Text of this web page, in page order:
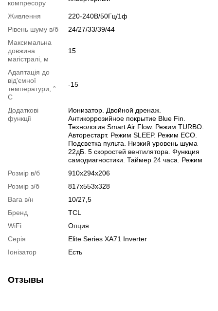
компресору
Живлення
220-240В/50Гц/1ф
Рівень шуму в/б
24/27/33/39/44
Максимальна
довжина
магістралі, м
15
Адаптація до
від'ємної
температури, °
C
-15
Додаткові
функції
Ионизатор. Двойной дренаж.
Антикоррозийное покрытие Blue Fin.
Технология Smart Air Flow. Режим TURBO.
Авторестарт. Режим SLEEP. Режим ECO.
Подсветка пульта. Низкий уровень шума
22дБ. 5 скоростей вентилятора. Функция
самодиагностики. Таймер 24 часа. Режим
Розмір в/б
910х294х206
Розмір з/б
817х553х328
Вага в/н
10/27,5
Бренд
TCL
WiFi
Опция
Серія
Elite Series XA71 Inverter
Іонізатор
Есть
Отзывы